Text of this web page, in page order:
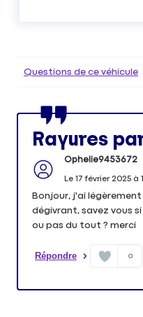
Questions de ce véhicule
Rayures
Ophelie9453672
Le 17 février 2025à
Bonjour, j'ai
dégivrant, savez vous
ou pas du tout ? merci
Répondre 0